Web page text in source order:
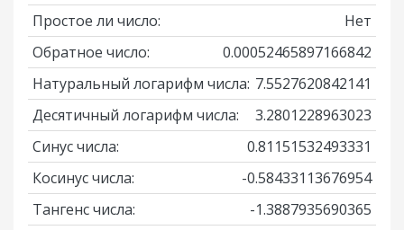
Простое ли число:
Нет
Обратное число:
0.00052465897166842
Натуральный логарифм числа: 7.5527620842141
Десятичный логарифм числа:
3.2801228963023
Синус числа:
0.81151532493331
Косинус числа:
-0.58433113676954
Тангенс числа:
-1.3887935690365